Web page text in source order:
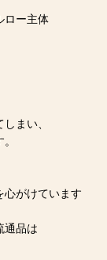
ロー主体
まい、
心がけています
通品は